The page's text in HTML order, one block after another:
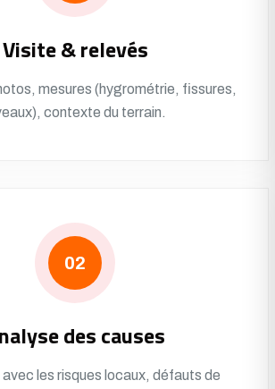
Visite & relevés
mesures (hygrométrie, fissures,
contexte du terrain.
02
des causes
les risques locaux, défauts de